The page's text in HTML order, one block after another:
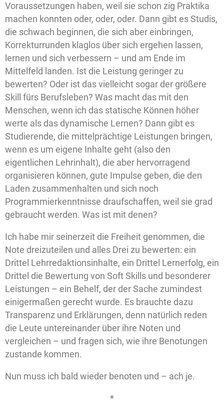
Voraussetzungen haben, weil sie schon zig Praktika
machen konnten oder, oder, oder. Dann gibt es Studis,
die schwach beginnen, die sich aber einbringen,
Korrekturrunden klaglos über sich ergehen lassen,
lernen und sich verbessern – und am Ende im
Mittelfeld landen. Ist die Leistung geringer zu
bewerten? Oder ist das vielleicht sogar der größere
Skill fürs Berufsleben? Was macht das mit den
Menschen, wenn ich das statische Können höher
werte als das dynamische Lernen? Dann gibt es
Studierende, die mittelprächtige Leistungen bringen,
wenn es um eigene Inhalte geht (also den
eigentlichen Lehrinhalt), die aber hervorragend
organisieren können, gute Impulse geben, die den
Laden zusammenhalten und sich noch
Programmierkenntnisse draufschaffen, weil sie grad
gebraucht werden. Was ist mit denen?
Ich habe mir seinerzeit die Freiheit genommen, die
Note dreizuteilen und alles Drei zu bewerten: ein
Drittel Lehrredaktionsinhalte, ein Drittel Lernerfolg, ein
Drittel die Bewertung von Soft Skills und besonderer
Leistungen – ein Behelf, der der Sache zumindest
einigermaßen gerecht wurde. Es brauchte dazu
Transparenz und Erklärungen, denn natürlich reden
die Leute untereinander über ihre Noten und
vergleichen – und fragen sich, wie ihre Benotungen
zustande kommen.
Nun muss ich bald wieder benoten und – ach je.
*